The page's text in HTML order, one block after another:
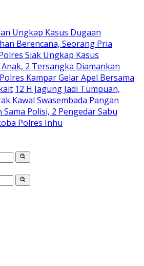
Ungkap Kasus Dugaan
Berencana, Seorang Pria
Siak Ungkap Kasus
2 Tersangka Diamankan
Kampar Gelar Apel Bersama
12 H Jagung Jadi Tumpuan,
Kawal Swasembada Pangan
Polisi, 2 Pengedar Sabu
Polres Inhu